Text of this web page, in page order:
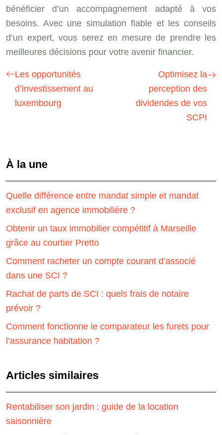
bénéficier d’un accompagnement adapté à vos
besoins. Avec une simulation fiable et les conseils
d’un expert, vous serez en mesure de prendre les
meilleures décisions pour votre avenir financier.
Les opportunités
d’investissement au
luxembourg
Optimisez la
perception des
dividendes de vos
SCPI
À la une
Quelle différence entre mandat simple et mandat
exclusif en agence immobilière ?
Obtenir un taux immobilier compétitif à Marseille
grâce au courtier Pretto
Comment racheter un compte courant d’associé
dans une SCI ?
Rachat de parts de SCI : quels frais de notaire
prévoir ?
Comment fonctionne le comparateur les furets pour
l’assurance habitation ?
Articles similaires
Rentabiliser son jardin : guide de la location
saisonnière